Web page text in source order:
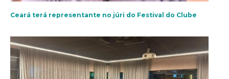
Ceará terá representante no júri do Festival do Clube